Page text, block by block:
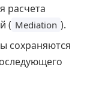
расчета
( Mediation ).
сохраняются